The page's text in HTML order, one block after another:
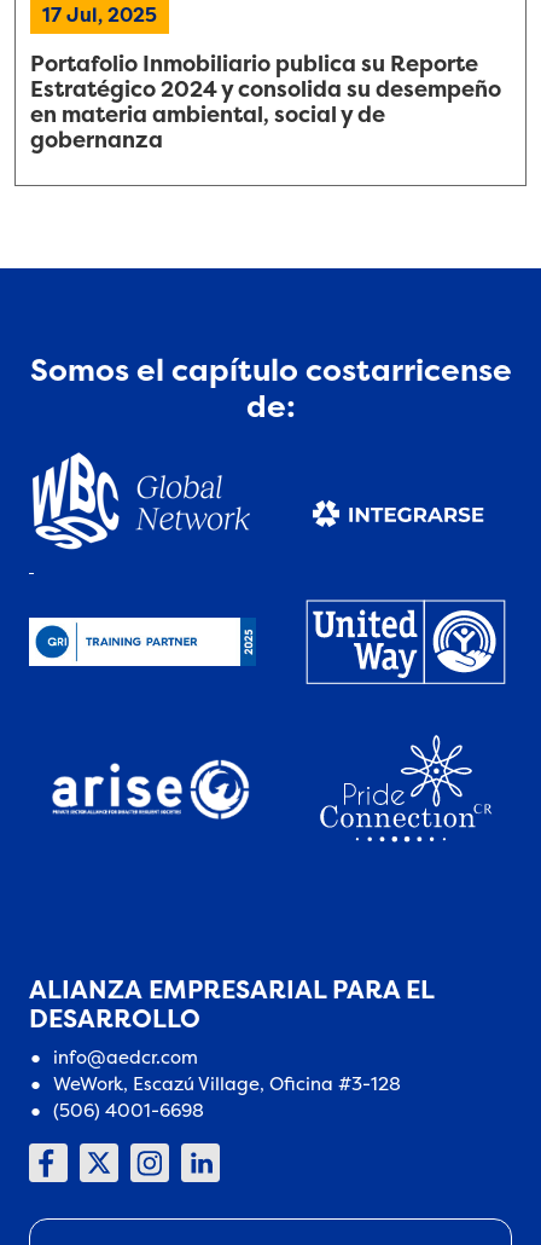
17 Jul, 2025
Portafolio Inmobiliario publica su Reporte
Estratégico 2024 y consolida su desempeño
en materia ambiental, social y de
gobernanza
Somos el capítulo costarricense
de:
ALIANZA EMPRESARIAL PARA EL
DESARROLLO
info@aedcr.com
WeWork, Escazú Village, Oficina #3-128
(506) 4001-6698